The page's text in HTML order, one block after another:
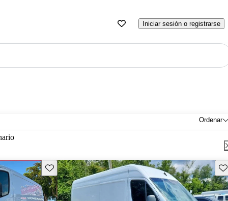
Iniciar sesión o registrarse
Ordenar
Guarda este Aviso